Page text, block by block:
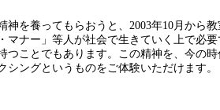
を養ってもらおうと、2003年10月から教
ナー」等人が社会で生きていく上で必
ことでもあります。この精神を、今の
ングというものをご体験いただけます。